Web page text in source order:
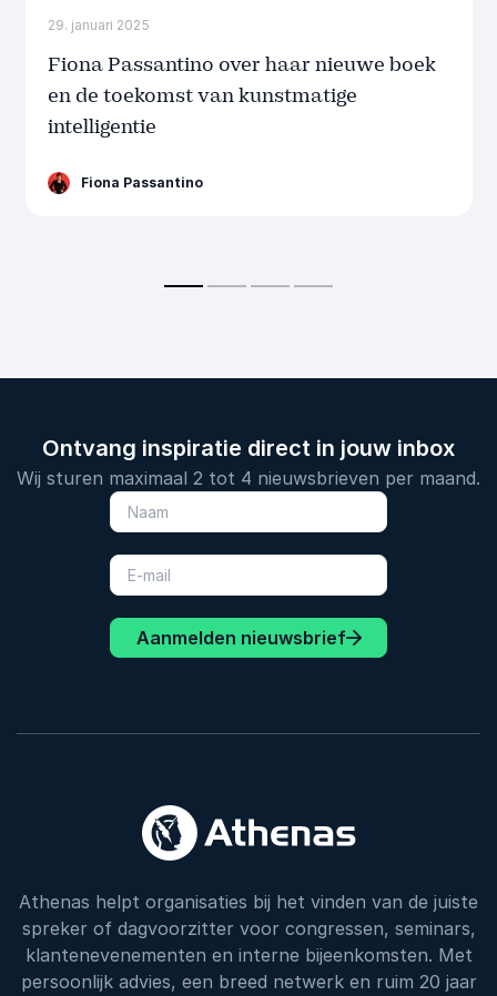
29. januari 2025
Fiona Passantino over haar nieuwe boek
en de toekomst van kunstmatige
intelligentie
Fiona Passantino
Ontvang inspiratie direct in jouw inbox
Wij sturen maximaal 2 tot 4 nieuwsbrieven per maand.
Aanmelden nieuwsbrief
Athenas helpt organisaties bij het vinden van de juiste
spreker of dagvoorzitter voor congressen, seminars,
klantenevenementen en interne bijeenkomsten. Met
persoonlijk advies, een breed netwerk en ruim 20 jaar